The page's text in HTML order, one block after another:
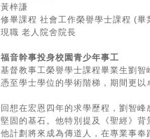
黃梓謙
修畢課程 社會工作榮譽學士課程 (
現職 老人院舍院長
福音幹事投身校園青少年事工
基督教事工榮譽學士課程畢業生劉
憑至學士學位的學術階梯，期間更
回想在宏恩四年的求學歷程，劉智
堅固的基石。他特別提及《聖經》
他計劃將來成為傳道人，在專業事奉